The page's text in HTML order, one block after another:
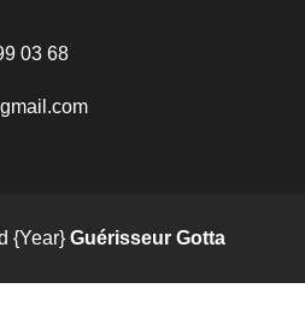
03 68
{Year} Guérisseur Gotta